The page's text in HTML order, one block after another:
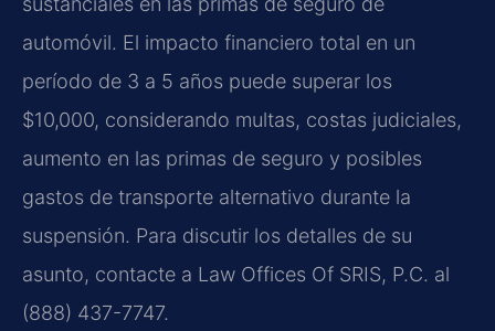
automóvil. El impacto financiero total en un
período de 3 a 5 años puede superar los
$10,000, considerando multas, costas judiciales,
aumento en las primas de seguro y posibles
gastos de transporte alternativo durante la
suspensión. Para discutir los detalles de su
asunto, contacte a Law Offices Of SRIS, P.C. al
(888) 437-7747.